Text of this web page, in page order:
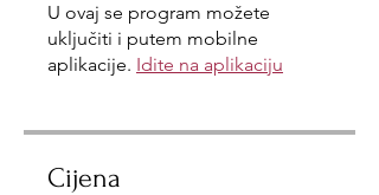
U ovaj se program možete
uključiti i putem mobilne
aplikacije. Idite na aplikaciju
Cijena